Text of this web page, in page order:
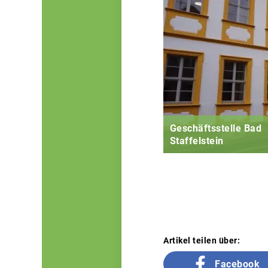
Geschäftsstelle Bad
Staffelstein
Artikel teilen über:
Facebook